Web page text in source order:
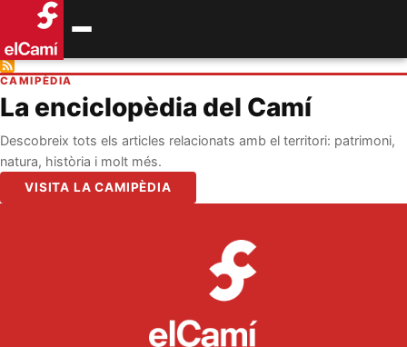
CAMIPÈDIA
La enciclopèdia del Camí
Descobreix tots els articles relacionats amb el territori: patrimoni,
natura, història i molt més.
VISITA LA CAMIPÈDIA